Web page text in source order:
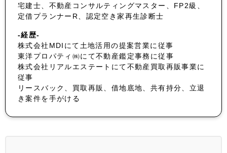
宅建士、不動産コンサルティングマスター、FP2級、
定借プランナーR、認定空き家再生診断士
-経歴-
株式会社MDIにて土地活用の提案営業に従事
東洋プロパティ㈱にて不動産鑑定事務に従事
株式会社リアルエステートにて不動産買取再販事業に
従事
リースバック、買取再販、借地底地、共有持分、立退
き案件を手がける